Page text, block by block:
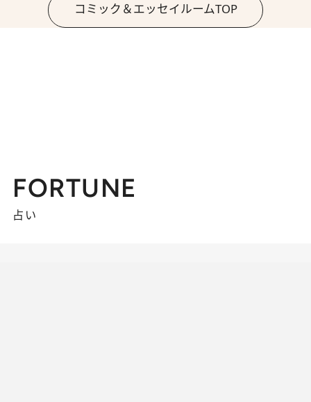
コミック＆エッセイルームTOP
FORTUNE
占い